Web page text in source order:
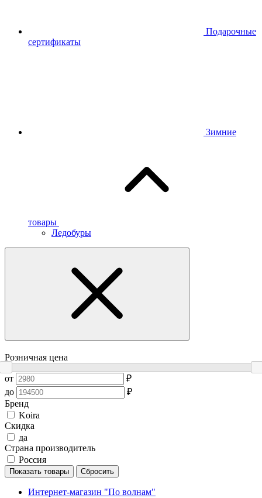
Подарочные
сертификаты
Зимние
товары
Ледобуры
Розничная цена
от
₽
до
₽
Бренд
Koira
Скидка
да
Страна производитель
Россия
Показать товары Сбросить
Интернет-магазин "По волнам"